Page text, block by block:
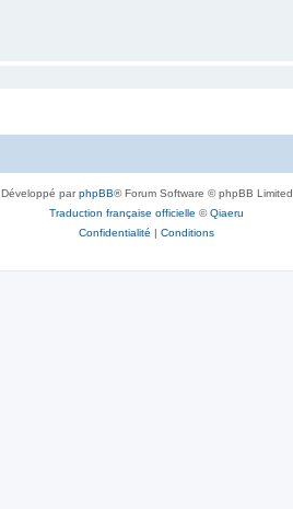
Développé parphpBB® Forum Software © phpBB Limited
Traduction française officielle ©Qiaeru
Confidentialité | Conditions